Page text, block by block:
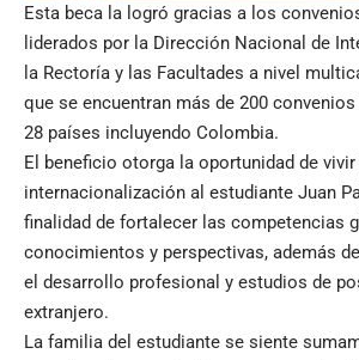
Esta beca la logró gracias a los
liderados por la Dirección Nacional de
la Rectoría y las Facultades a nivel
que se encuentran más de 200
28 países incluyendo Colombia.
El beneficio otorga la oportunidad de
internacionalización al estudiante Juan
finalidad de fortalecer las competencias
conocimientos y perspectivas, además
el desarrollo profesional y estudios de
extranjero.
La familia del estudiante se siente